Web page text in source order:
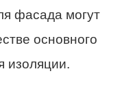
фасада могут
основного
изоляции.